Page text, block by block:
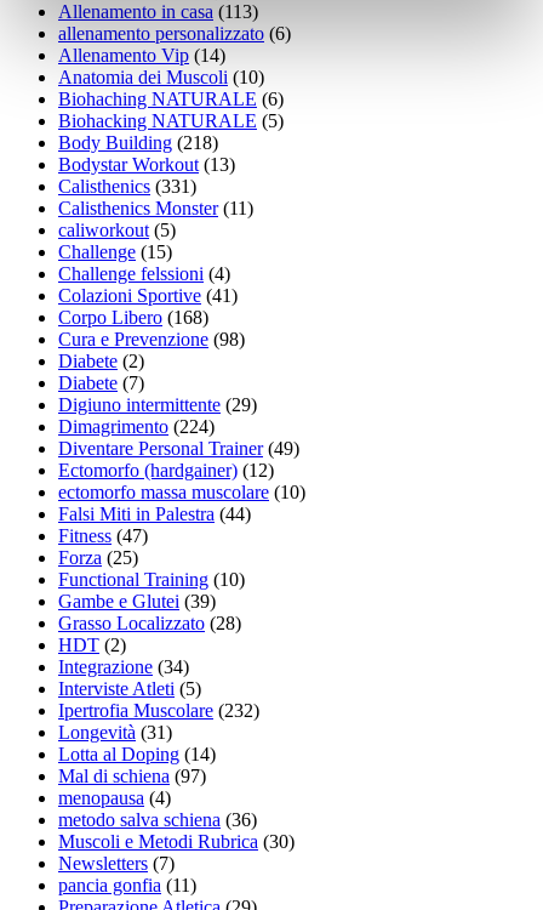
Allenamento in casa (113)
allenamento personalizzato (6)
Allenamento Vip (14)
Anatomia dei Muscoli (10)
Biohaching NATURALE (6)
Biohacking NATURALE (5)
Body Building (218)
Bodystar Workout(13)
Calisthenics (331)
Calisthenics Monster(11)
caliworkout(5)
Challenge (15)
Challenge felssioni (4)
Colazioni Sportive (41)
Corpo Libero (168)
Cura e Prevenzione (98)
Diabete (2)
Diabete (7)
Digiuno intermittente (29)
Dimagrimento (224)
Diventare Personal Trainer(49)
Ectomorfo (hardgainer) (12)
ectomorfo massa muscolare (10)
Falsi Miti in Palestra (44)
Fitness (47)
Forza (25)
Functional Training (10)
Gambe e Glutei (39)
Grasso Localizzato (28)
HDT (2)
Integrazione (34)
Interviste Atleti (5)
Ipertrofia Muscolare (232)
Longevità (31)
Lotta al Doping (14)
Mal di schiena (97)
menopausa (4)
metodo salva schiena (36)
Muscoli e Metodi Rubrica (30)
Newsletters (7)
pancia gonfia (11)